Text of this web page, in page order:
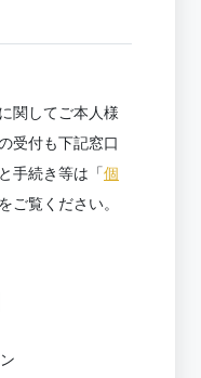
関してご本人様
受付も下記窓口
手続き等は「個
ご覧ください。